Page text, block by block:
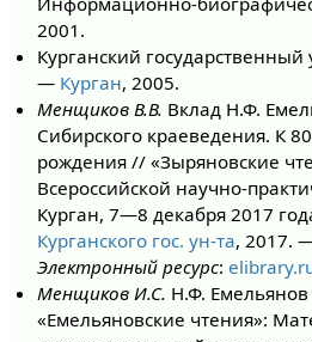
2001.
Курганский
— Курган, 2005.
Менщиков В.В. Вклад Н.Ф.
Сибирского краеведения. К
рождения // «Зыряновские
Всероссийской научно-
Курган, 7—8 декабря 2017
Курганского гос. ун-та, 2017.
Электронный ресурс:
Менщиков И.С. Н.Ф.
«Емельяновские чтения»: